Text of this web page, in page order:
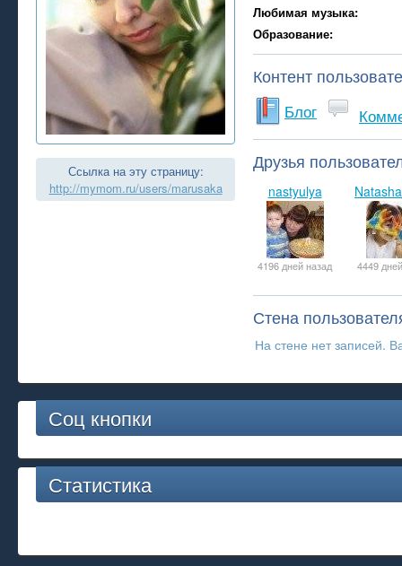
Ссылка на эту страницу:
http://mymom.ru/users/marusaka
Любимая музыка:
Образование:
Контент
Блог
Друзья
nastyulya
4196 дней назад 4449
Стена
На стене нет записей.
Соц кнопки
Статистика